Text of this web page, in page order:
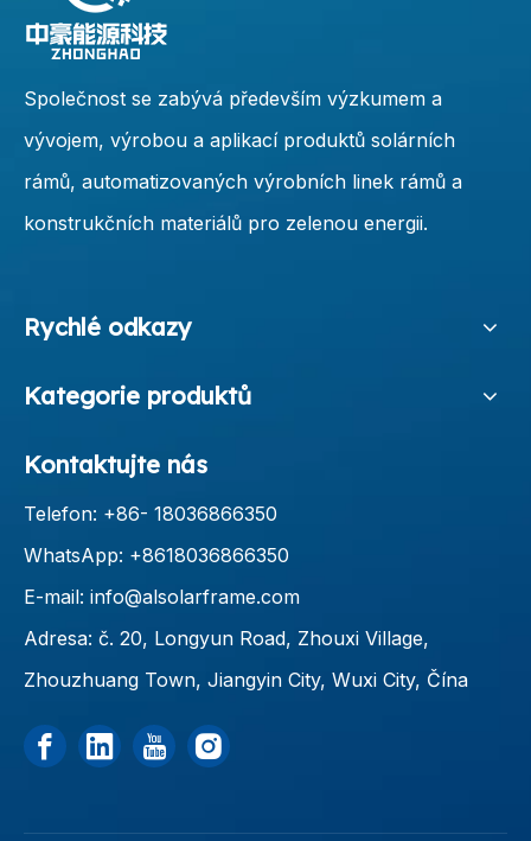
Společnost se zabývá především výzkumem a
vývojem, výrobou a aplikací produktů solárních
rámů, automatizovaných výrobních linek rámů a
konstrukčních materiálů pro zelenou energii.
Rychlé odkazy
Kategorie produktů
Kontaktujte nás
Telefon: +86- 18036866350
WhatsApp: +8618036866350
E-mail: info@alsolarframe.com
Adresa: č. 20, Longyun Road, Zhouxi Village,
Zhouzhuang Town, Jiangyin City, Wuxi City, Čína